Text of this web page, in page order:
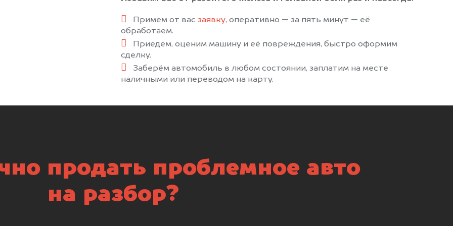
Примем от вас заявку, оперативно — за пять минут — её
обработаем.
Приедем, оценим машину и её повреждения, быстро оформим
сделку.
Заберём автомобиль в любом состоянии, заплатим на месте
наличными или переводом на карту.
продать проблемное авто
на разбор?